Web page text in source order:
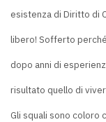
esistenza di Diritto di
libero! Sofferto
dopo anni di
risultato quello di
Gli squali sono coloro